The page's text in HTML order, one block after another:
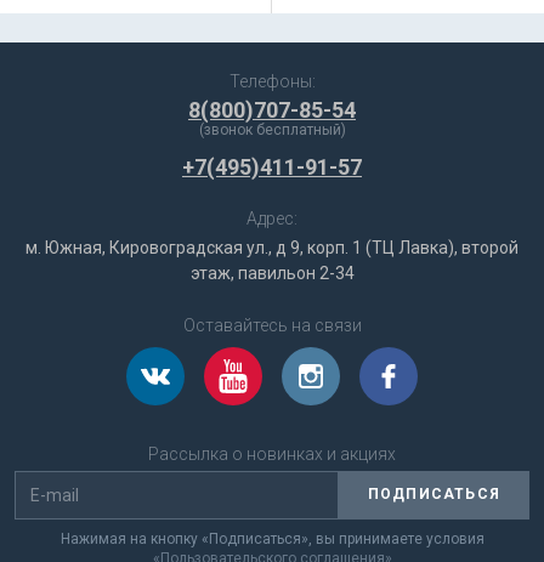
Телефоны:
8(800)707-85-54
(звонок бесплатный)
+7(495)411-91-57
Адрес:
м. Южная, Кировоградская ул., д 9, корп. 1 (ТЦ Лавка), второй
этаж, павильон 2-34
Оставайтесь на связи
Рассылка о новинках и акциях
ПОДПИСАТЬСЯ
Нажимая на кнопку «Подписаться», вы принимаете условия
«Пользовательского соглашения»